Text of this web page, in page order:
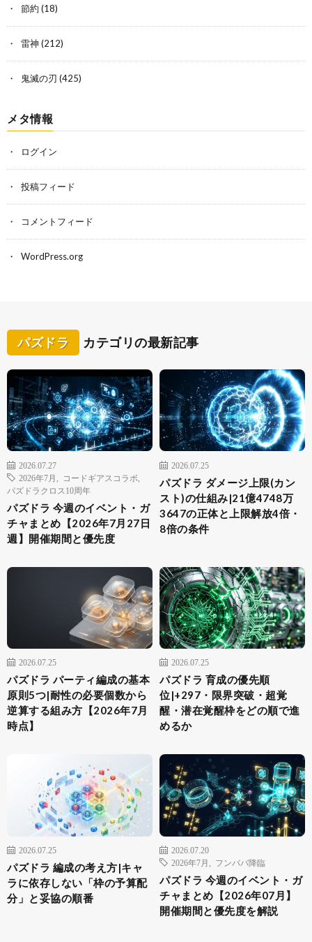
節約 (18)
雷神 (212)
鬼滅の刃 (425)
メタ情報
ログイン
投稿フィード
コメントフィード
WordPress.org
パズドラ カテゴリの最新記事
2026.07.27
2026年7月
コードギアスコラボ
パズドラクロス10周年
パズドラ 今週のイベント・ガ
チャまとめ【2026年7月27日
週】開催期間と優先度
2026.07.25
パズドラ ダメージ上限(カン
スト)の仕組み|21億4748万
3647の正体と上限解放4倍・
8倍の条件
2026.07.25
パズドラ パーティ編成の基本
原則5つ|耐性の必要個数から
逆算する組み方【2026年7月
時点】
2026.07.25
パズドラ 育成の優先順
位|+297・限界突破・超覚
醒・潜在覚醒枠をどの順で進
めるか
2026.07.25
パズドラ 編成の考え方|キャ
ラに依存しない「枠の予算配
分」と妥協の順番
2026.07.20
2026年7月
フンババ降臨
パズドラ 今週のイベント・ガ
チャまとめ【2026年07月】
開催期間と優先度を解説